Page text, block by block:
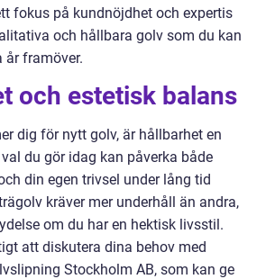
fokus på kundnöjdhet och expertis
och hållbara golv som du kan
år framöver.
och estetisk balans
dig för nytt golv, är hållbarhet en
du gör idag kan påverka både
din egen trivsel under lång tid
kräver mer underhåll än andra,
om du har en hektisk livsstil.
att diskutera dina behov med
Stockholm AB, som kan ge